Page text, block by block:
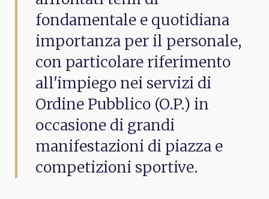
fondamentale e quotidiana
importanza per il personale,
con particolare riferimento
all'impiego nei servizi di
Ordine Pubblico (O.P.) in
occasione di grandi
manifestazioni di piazza e
competizioni sportive.